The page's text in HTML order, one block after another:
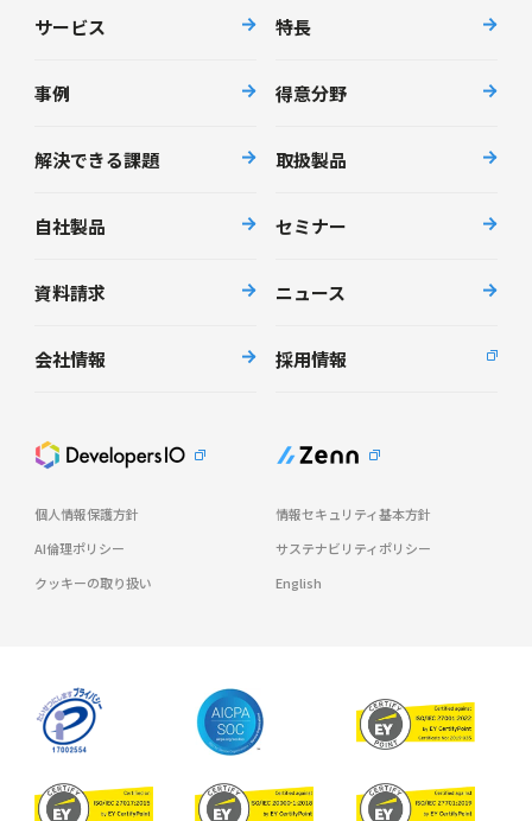
サービス 特長
事例 得意分野
解決できる課題 取扱製品
自社製品 セミナー
資料請求 ニュース
会社情報 採用情報
個人情報保護方針
情報セキュリティ基本方針
AI倫理ポリシー
サステナビリティポリシー
クッキーの取り扱い
English